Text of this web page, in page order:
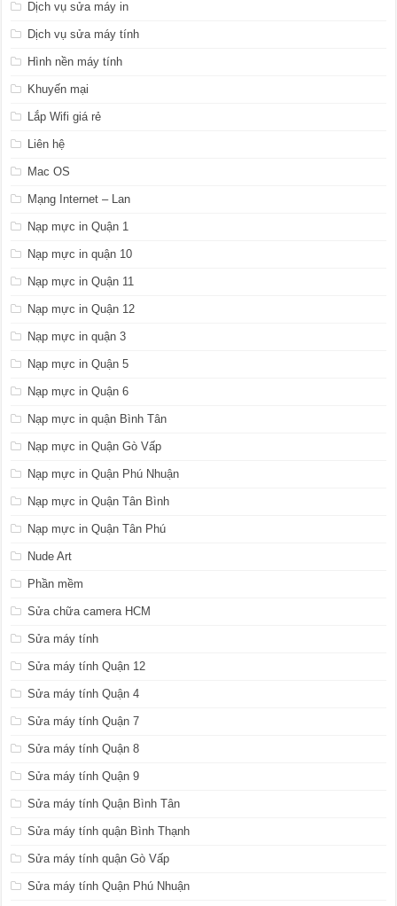
Dịch vụ sửa máy in
Dịch vụ sửa máy tính
Hình nền máy tính
Khuyến mại
Lắp Wifi giá rẻ
Liên hệ
Mac OS
Mạng Internet – Lan
Nạp mực in Quận 1
Nạp mực in quận 10
Nạp mực in Quận 11
Nạp mực in Quận 12
Nạp mực in quận 3
Nạp mực in Quận 5
Nạp mực in Quận 6
Nạp mực in quận Bình Tân
Nạp mực in Quận Gò Vấp
Nạp mực in Quận Phú Nhuận
Nạp mực in Quận Tân Bình
Nạp mực in Quận Tân Phú
Nude Art
Phần mềm
Sửa chữa camera HCM
Sửa máy tính
Sửa máy tính Quận 12
Sửa máy tính Quận 4
Sửa máy tính Quận 7
Sửa máy tính Quận 8
Sửa máy tính Quận 9
Sửa máy tính Quận Bình Tân
Sửa máy tính quận Bình Thạnh
Sửa máy tính quận Gò Vấp
Sửa máy tính Quận Phú Nhuận